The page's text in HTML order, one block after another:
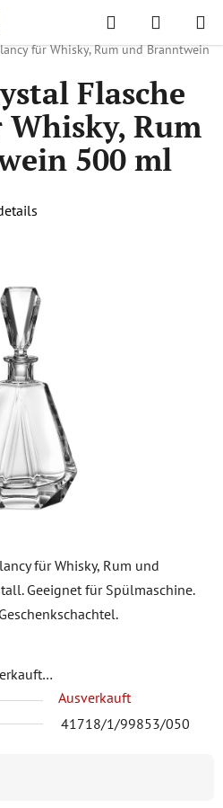
Suchen
für Whisky, Rum und Branntwein
/
für Whisky, Rum und Branntwein
für Whisky, Rum und
Geeignet für Spülmaschine.
Ausverkauft
41718/1/99853/050
Flasche
Rum
500 ml